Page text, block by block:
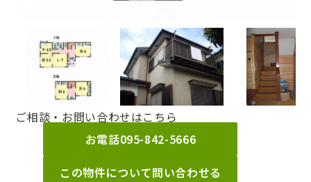
ご相談・お問い合わせはこちら
お電話095-842-5666
この物件について問い合わせる